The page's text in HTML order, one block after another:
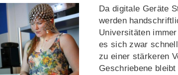
Da digitale Geräte
werden
Universitäten
es sich zwar
zu einer stärkeren
Geschriebene